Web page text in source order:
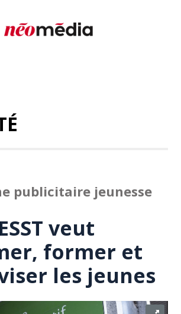
publicitaire jeunesse
veut
former et
les jeunes